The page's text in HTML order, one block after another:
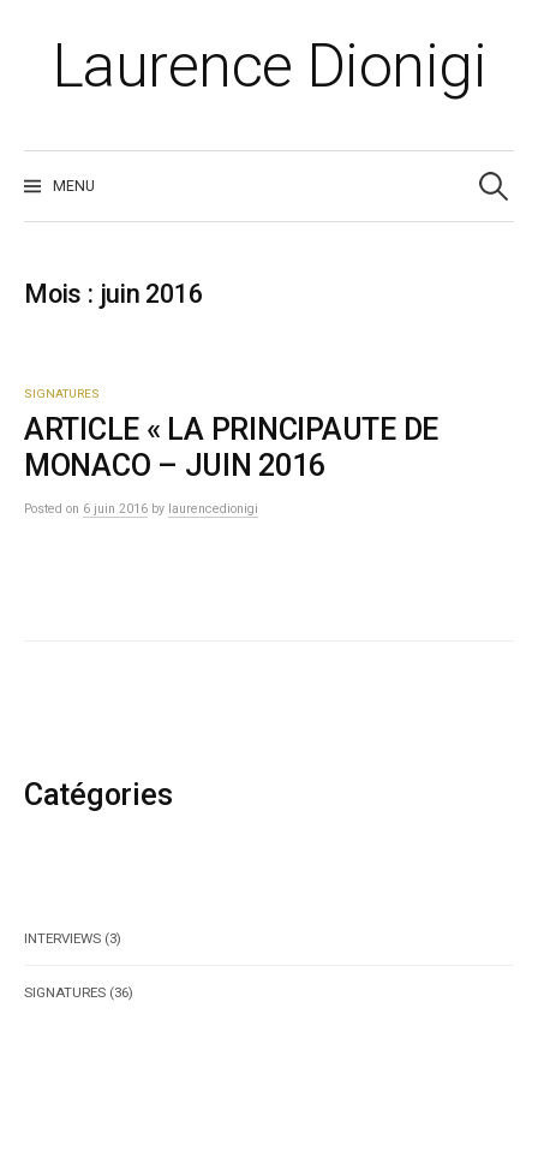
Laurence Dionigi
MENU
Mois : juin 2016
SIGNATURES
ARTICLE « LA PRINCIPAUTE DE
MONACO – JUIN 2016
Posted on 6 juin 2016 by laurencedionigi
Catégories
INTERVIEWS (3)
SIGNATURES (36)